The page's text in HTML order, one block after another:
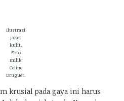
Ilustrasi
jaket
kulit.
Foto
milik
Celine
Druguet.
krusial pada gaya ini harus